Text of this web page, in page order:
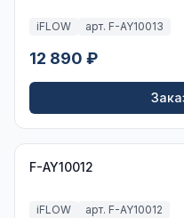
iFLOW арт. F-AY10013
12 890 ₽
F-AY10012
iFLOW арт. F-AY10012